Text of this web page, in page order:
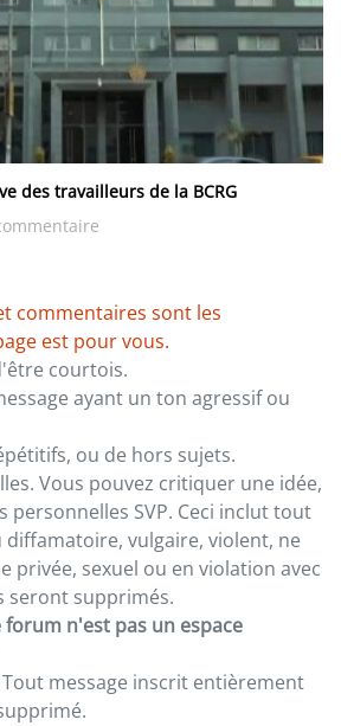
des travailleurs de la BCRG
commentaires sont les
est pour vous.
courtois.
ayant un ton agressif ou
ou de hors sujets.
Vous pouvez critiquer une idée,
personnelles SVP. Ceci inclut tout
diffamatoire, vulgaire, violent, ne
privée, sexuel ou en violation avec
seront supprimés.
forum n'est pas un espace
Tout message inscrit entièrement